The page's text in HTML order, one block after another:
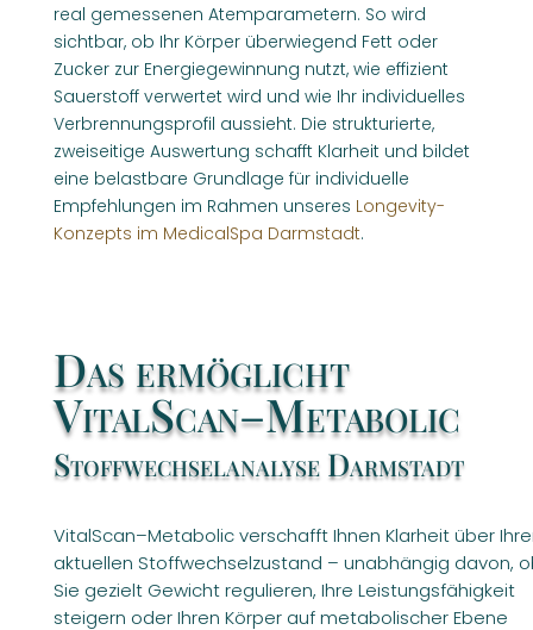
real gemessenen Atemparametern. So wird
sichtbar, ob Ihr Körper überwiegend Fett oder
Zucker zur Energiegewinnung nutzt, wie effizient
Sauerstoff verwertet wird und wie Ihr individuelles
Verbrennungsprofil aussieht. Die strukturierte,
zweiseitige Auswertung schafft Klarheit und bildet
eine belastbare Grundlage für individuelle
Empfehlungen im Rahmen unseres Longevity-
Konzepts im MedicalSpa Darmstadt.
Das ermöglicht
VitalScan–Metabolic
Stoffwechselanalyse Darmstadt
VitalScan–Metabolic verschafft Ihnen Klarheit über
aktuellen Stoffwechselzustand – unabhängig davon,
Sie gezielt Gewicht regulieren, Ihre Leistungsfähigkeit
steigern oder Ihren Körper auf metabolischer Ebene